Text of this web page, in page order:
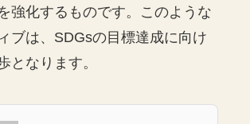
強化するものです。このような
ブは、SDGsの目標達成に向け
となります。